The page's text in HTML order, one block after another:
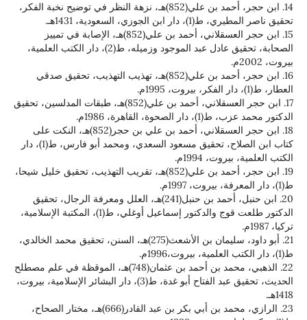
14. ابن حجر، أحمد بن علي(852)هـ، نزهة النظر في توضيح نخبة الفكر،
الجوزي، السعودية، 1431هـ.
15. ابن حجر العسقلاني، أحمد بن علي(852)هـ، الإصابة في تمييز
الصحابة، تحقيق عادل عبد الموجود وزميله، ط(2)، دار الكتب العلمية،
16. ابن حجر، أحمد بن علي(852)هـ، تهذيب التهذيب، تحقيق صدقي
17. ابن حجر العسقلاني، أحمد بن علي(852)هـ، طبقات المدلسين، تحقيق
القاهرة، 1986م.
18. ابن حجر العسقلاني، أحمد بن علي بن حجر(852)هـ، النكت على
كتاب ابن الصلاح، تحقيق مسعود السعدي، ومحمد أبو فارس، ط(1)، دار
1994م.
19. ابن حجر، أحمد بن علي(852)هـ، تقريب التهذيب، تحقيق خليل شيحا،
20. ابن حنبل، أحمد بن حنبل(241)هـ، العلل ومعرفة الرجال، تحقيق
الدكتور طلعت قوج والدكتور إسماعيل أوغلي، ط(1)، المكتبة الإسلامية،
21. أبو داود، سليمان بن الأشعث(275)هـ، السنن، تحقيق محمد الخالدي،
22. الذهبي، محمد بن أحمد بن عثمان(748)هـ، الموقظة في علم مصطلح
الحديث، تحقيق عبد الفتاح أبو غدة، ط(3)، دار البشائر الإسلامية، بيروت،
23. الرازي، محمد بن أبي بكر بن عبد القادر(666)هـ، مختار الصحاح،